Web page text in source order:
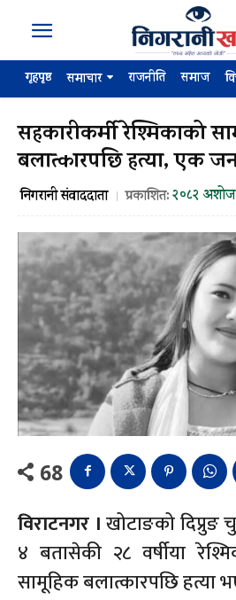
गृहपृष्ठ समाचार राजनीति समाज
सहकारीकर्मी रेश्मिकाको
बलात्कारपछि हत्या, एक
निगरानी संवाददाता प्रकाशित:२०८२
68
विराटनगर ।खोटाङको दिप्रुङ
४ बतासेकी २८ वर्षीया
सामूहिक बलात्कारपछि हत्या